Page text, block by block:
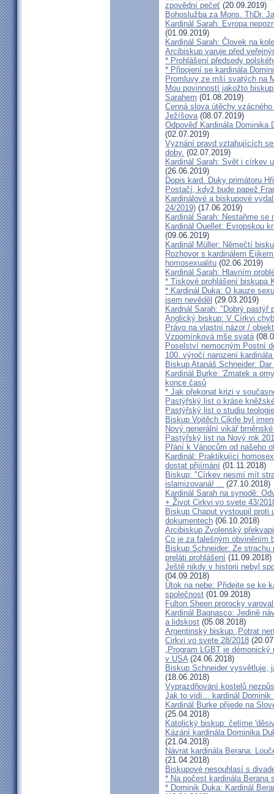
zpovědní pečeť (20.09.2019)
Bohoslužba za Mons. ThDr.
Kardinál Sarah: Evropa
(01.09.2019)
Kardinál Sarah: Človek na
Arcibiskup varuje před
* Prohlášení předsedy
* Připojení se kardinála
Promluvy ze mší svatých na
Mou povinností jakožto
Sarahem (01.08.2019)
Cenná slova útěchy
Ježíšova(08.07.2019)
Odpověď Kardinála Dominika
(02.07.2019)
Vyznání pravd vztahujících
doby. (02.07.2019)
Kardinál Sarah: Svět i církev
(26.06.2019)
Dopis kard. Duky primátoru
Postačí, když bude papež
Kardinálové a biskupové
24/2019) (17.06.2019)
Kardinál Sarah: Nestaňme
Kardinál Ouellet: Evropskou
(09.06.2019)
Kardinál Müller: Němečtí
Rozhovor s kardinálem
homosexualitu (02.06.2019)
Kardinál Sarah: Hlavním
* Tiskové prohlášení biskupa
* Kardinál Duka: O kauze
jsem nevěděl (29.03.2019)
Kardnál Sarah: "Dobrý
Anglický biskup: V Církvi
Právo na vlastní názor /
Vzpomínková mše svatá
Poselství nemocným Postní
100. výročí narození
Biskup Atanáš Schneider:
Kardinál Burke: 'Zmatek a
konce časů
* Jak překonat krizi v
Pastýřský list o kráse
Pastýřský list o studiu teologie
Biskup Vojtěch Cikrle byl
Nový generální vikář
Pastýřský list na Nový rok
Přání k Vánocům od našeho
Kardinál: Praktikující
dostat přijímání (01.11.2018)
Biskup: "Církev nesmí mít
islamizovaná! ... (27.10.2018)
Kardinál Sarah na synodě:
+ Život Cirkvi vo svete 43/
Biskup Chaput vystoupil
dokumentech (06.10.2018)
Arcibiskup Zvolenský
Co je za falešným obviněním
Biskup Schneider: Ze
preláti prohlášení (11.09.2018)
Ještě nikdy v historii nebyl
(04.09.2018)
Útok na nebe: Přidejte se ke
společnost (01.09.2018)
Fulton Sheen prorocky
Kardinál Bagnasco: Jedině
a lidskost (05.08.2018)
Argentinský biskup:,Potrat
Cirkvi vo svete 28/2018
„Program LGBT je
v USA(24.06.2018)
Biskup Schneider vysvětluje,
(18.06.2018)
Vyprazdňování kostelů
Jak to vidí... kardinál Dominik
Kardinál Burke přijede na
(25.04.2018)
Katolický biskup: čelíme
Kázání kardinála Dominika
(21.04.2018)
Návrat kardinála Berana:
(21.04.2018)
Biskupové nesouhlasí s
* Na počest kardinála
* Dominik Duka: Kardinál